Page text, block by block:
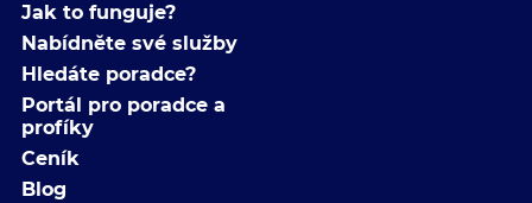
Jak to funguje?
Nabídněte své služby
Hledáte poradce?
Portál pro poradce a
profíky
Ceník
Blog